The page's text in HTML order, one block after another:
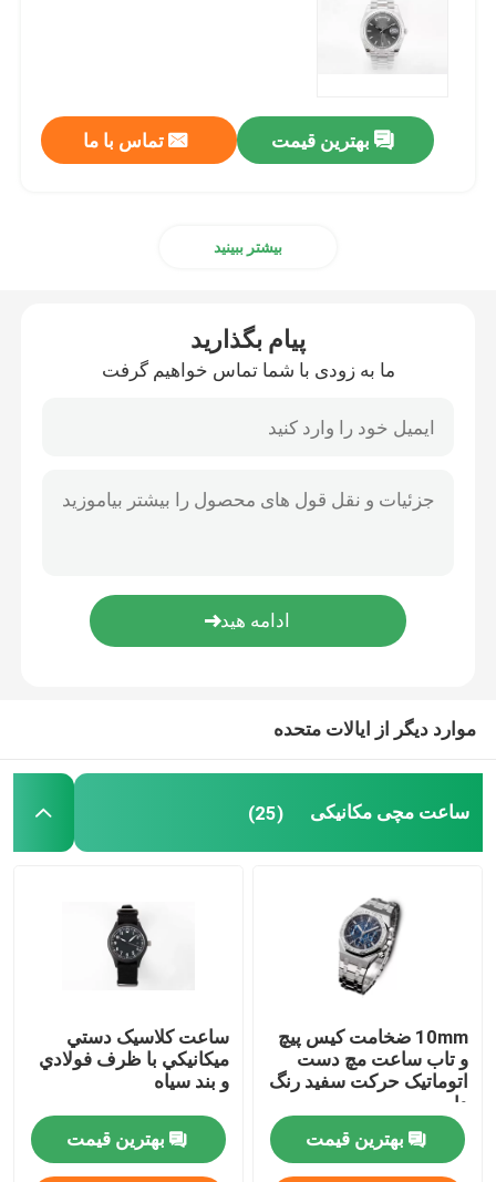
ساعت مچی ضد آب
ساعت های لوکس سوئیس
ساعت مچ فلزي کوارتز
ساعت مچی بند چرمی
بهترین قیمت تماس با ما
بیشتر ببینید
پیام بگذارید
ما به زودی با شما تماس خواهیم گرفت
موارد دیگر از ایالات متحده
ساعت مچی مکانیکی (25)
10mm ضخامت کیس پیچ
و تاب ساعت مچ دست
اتوماتیک حرکت سفید رنگ
دایر
بهترین قیمت
ساعت کلاسيک دستي
ميكانيكي با ظرف فولادي
و بند سياه
بهترین قیمت